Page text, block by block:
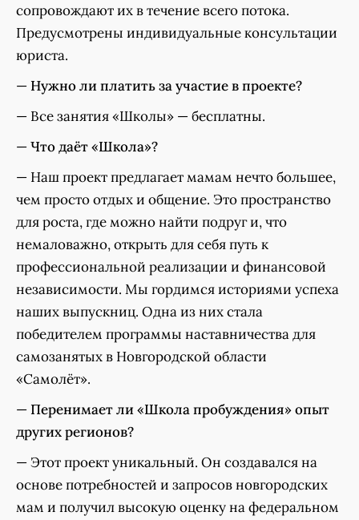
сопровождают их в течение всего потока.
Предусмотрены индивидуальные консультации
юриста.
— Нужно ли платить за участие в проекте?
— Все занятия «Школы» — бесплатны.
—Что даёт «Школа»?
— Наш проект предлагает мамам нечто большее,
чем просто отдых и общение. Это пространство
для роста, где можно найти подруг и, что
немаловажно, открыть для себя путь к
профессиональной реализации и финансовой
независимости. Мы гордимся историями успеха
наших выпускниц. Одна из них стала
победителем программы наставничества для
самозанятых в Новгородской области
«Самолёт».
— Перенимает ли «Школа пробуждения» опыт
других регионов?
— Этот проект уникальный. Он создавался на
основе потребностей и запросов новгородских
мам и получил высокую оценку на федеральном